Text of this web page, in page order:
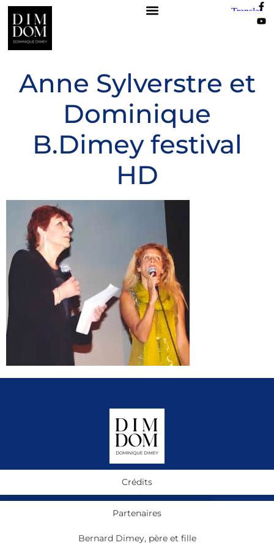
Anne Sylverstre et
Dominique
B.Dimey festival
HD
Crédits
Partenaires
Bernard Dimey, père et fille